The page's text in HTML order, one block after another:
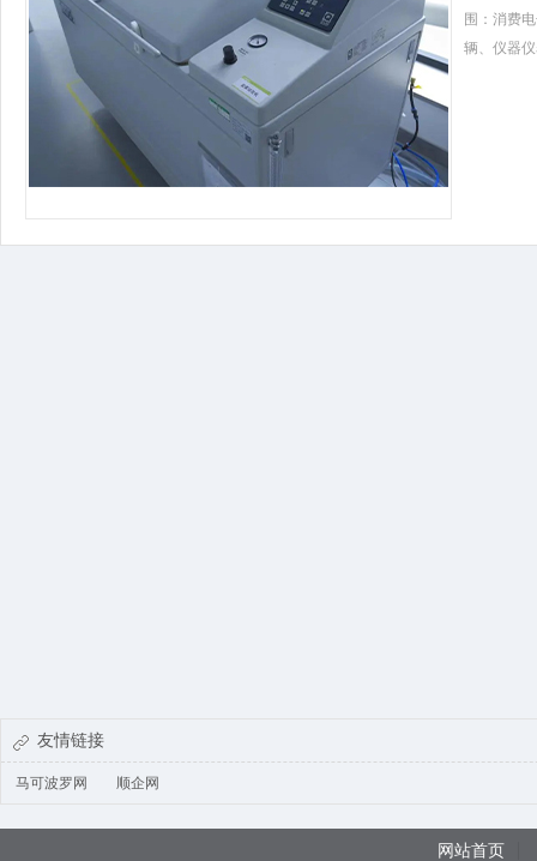
围：消费
辆、仪器
友情链接
马可波罗网 顺企网
网站首页